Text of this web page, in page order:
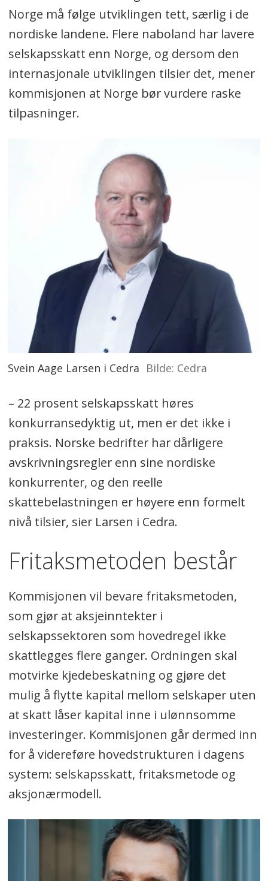
Norge må følge utviklingen tett, særlig i de
nordiske landene. Flere naboland har lavere
selskapsskatt enn Norge, og dersom den
internasjonale utviklingen tilsier det, mener
kommisjonen at Norge bør vurdere raske
tilpasninger.
Svein Aage Larsen i Cedra Cedra
– 22 prosent selskapsskatt høres
konkurransedyktig ut, men er det ikke i
praksis. Norske bedrifter har dårligere
avskrivningsregler enn sine nordiske
konkurrenter, og den reelle
skattebelastningen er høyere enn formelt
nivå tilsier, sier Larsen i Cedra.
Fritaksmetoden består
Kommisjonen vil bevare fritaksmetoden,
som gjør at aksjeinntekter i
selskapssektoren som hovedregel ikke
skattlegges flere ganger. Ordningen skal
motvirke kjedebeskatning og gjøre det
mulig å flytte kapital mellom selskaper uten
at skatt låser kapital inne i ulønnsomme
investeringer. Kommisjonen går dermed inn
for å videreføre hovedstrukturen i dagens
system: selskapsskatt, fritaksmetode og
aksjonærmodell.